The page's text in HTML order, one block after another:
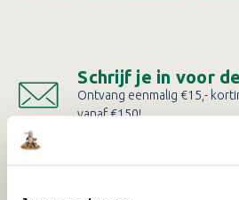
Schrijf je in voor
Ontvang eenmalig €15,-
vanaf €150!